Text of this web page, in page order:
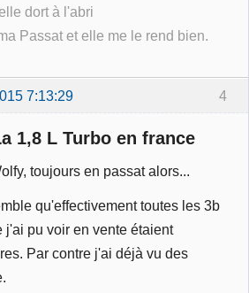
dort à l'abri
Passat et elle me le rend bien.
4
7:13:29
1,8 L Turbo en france
toujours en passat alors...
qu'effectivement toutes les 3b
j'ai pu voir en vente étaient
Par contre j'ai déjà vu des